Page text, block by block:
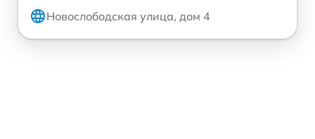
Новослободская улица, дом 4